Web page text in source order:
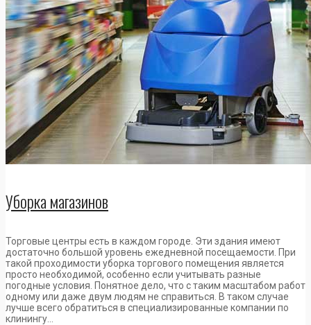
Уборка магазинов
Торговые центры есть в каждом городе. Эти здания имеют
достаточно большой уровень ежедневной посещаемости. При
такой проходимости уборка торгового помещения является
просто необходимой, особенно если учитывать разные
погодные условия. Понятное дело, что с таким масштабом работ
одному или даже двум людям не справиться. В таком случае
лучше всего обратиться в специализированные компании по
клинингу…